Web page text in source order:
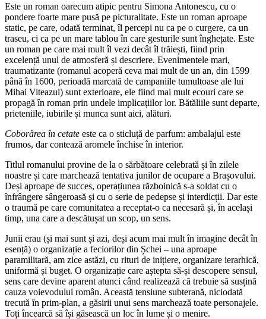
Este un roman oarecum atipic pentru Simona Antonescu, cu o
pondere foarte mare pusă pe picturalitate. Este un roman aproape
static, pe care, odată terminat, îl percepi nu ca pe o curgere, ca un
traseu, ci ca pe un mare tablou în care gesturile sunt înghețate. Este
un roman pe care mai mult îl vezi decât îl trăiești, fiind prin
excelență unul de atmosferă și descriere. Evenimentele mari,
traumatizante (romanul acoperă ceva mai mult de un an, din 1599
până în 1600, perioadă marcată de campaniile tumultoase ale lui
Mihai Viteazul) sunt exterioare, ele fiind mai mult ecouri care se
propagă în roman prin undele implicațiilor lor. Bătăliile sunt departe,
prieteniile, iubirile și munca sunt aici, alături.
Coborârea în cetate este ca o sticluță de parfum: ambalajul este
frumos, dar contează aromele închise în interior.
Titlul romanului provine de la o sărbătoare celebrată și în zilele
noastre și care marchează tentativa junilor de ocupare a Brașovului.
Deși aproape de succes, operațiunea războinică s-a soldat cu o
înfrângere sângeroasă și cu o serie de pedepse și interdicții. Dar este
o traumă pe care comunitatea a receptat-o ca necesară și, în același
timp, una care a descătușat un scop, un sens.
Junii erau (și mai sunt și azi, deși acum mai mult în imagine decât în
esență) o organizație a feciorilor din Șchei – una aproape
paramilitară, am zice astăzi, cu rituri de inițiere, organizare ierarhică,
uniformă și buget. O organizație care aștepta să-și descopere sensul,
sens care devine aparent atunci când realizează că trebuie să susțină
cauza voievodului român. Această tensiune subterană, niciodată
trecută în prim-plan, a găsirii unui sens marchează toate personajele.
Toți încearcă să își găsească un loc în lume și o menire.